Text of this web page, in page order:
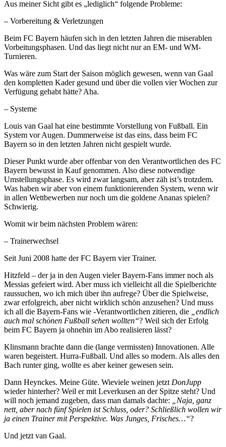
Aus meiner Sicht gibt es „lediglich“ folgende Probleme:
– Vorbereitung & Verletzungen
Beim FC Bayern häufen sich in den letzten Jahren die miserablen
Vorbeitungsphasen. Und das liegt nicht nur an EM- und WM-
Turnieren.
Was wäre zum Start der Saison möglich gewesen, wenn van Gaal
den kompletten Kader gesund und über die vollen vier Wochen zur
Verfügung gehabt hätte? Aha.
– Systeme
Louis van Gaal hat eine bestimmte Vorstellung von Fußball. Ein
System vor Augen. Dummerweise ist das eins, dass beim FC
Bayern so in den letzten Jahren nicht gespielt wurde.
Dieser Punkt wurde aber offenbar von den Verantwortlichen des FC
Bayern bewusst in Kauf genommen. Also diese notwendige
Umstellungsphase. Es wird zwar langsam, aber zäh ist’s trotzdem.
Was haben wir aber von einem funktionierenden System, wenn wir
in allen Wettbewerben nur noch um die goldene Ananas spielen?
Schwierig.
Womit wir beim nächsten Problem wären:
– Trainerwechsel
Seit Juni 2008 hatte der FC Bayern vier Trainer.
Hitzfeld – der ja in den Augen vieler Bayern-Fans immer noch als
Messias gefeiert wird. Aber muss ich vielleicht all die Spielberichte
raussuchen, wo ich mich über ihn aufrege? Über die Spielweise,
zwar erfolgreich, aber nicht wirklich schön anzusehen? Und muss
ich all die Bayern-Fans wie -Verantwortlichen zitieren, die
„endlich
auch mal schönen Fußball sehen wollten“? Weil sich der Erfolg
beim FC Bayern ja ohnehin im Abo realisieren lässt?
Klinsmann brachte dann die (lange vermissten) Innovationen. Alle
waren begeistert. Hurra-Fußball. Und alles so modern. Als alles den
Bach runter ging, wollte es aber keiner gewesen sein.
Dann Heynckes. Meine Güte. Wieviele weinen jetzt DonJupp
wieder hinterher? Weil er mit Leverkusen an der Spitze steht? Und
will noch jemand zugeben, dass man damals dachte:
„Naja, ganz
nett, aber nach fünf Spielen ist Schluss, oder? Schließlich wollen wir
ja einen Trainer mit Perspektive. Was Junges, Frisches…“?
Und jetzt van Gaal.